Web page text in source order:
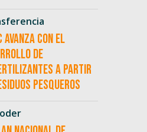
avanza con el
de
a partir
pesqueros